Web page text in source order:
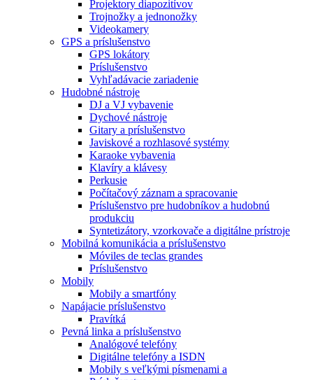
Projektory diapozitívov
Trojnožky a jednonožky
Videokamery
GPS a príslušenstvo
GPS lokátory
Príslušenstvo
Vyhľadávacie zariadenie
Hudobné nástroje
DJ a VJ vybavenie
Dychové nástroje
Gitary a príslušenstvo
Javiskové a rozhlasové systémy
Karaoke vybavenia
Klavíry a klávesy
Perkusie
Počítačový záznam a spracovanie
Príslušenstvo pre hudobníkov a hudobnú
produkciu
Syntetizátory, vzorkovače a digitálne prístroje
Mobilná komunikácia a príslušenstvo
Móviles de teclas grandes
Príslušenstvo
Mobily
Mobily a smartfóny
Napájacie príslušenstvo
Pravítká
Pevná linka a príslušenstvo
Analógové telefóny
Digitálne telefóny a ISDN
Mobily s veľkými písmenami a